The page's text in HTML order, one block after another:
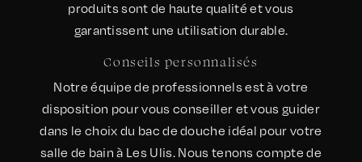
produits sont de haute qualité et vous
garantissent une utilisation durable.
Conseils personnalisés
Notre équipe de professionnels est à votre
disposition pour vous conseiller et vous guider
dans le choix du bac de douche idéal pour votre
salle de bain à Les Ulis. Nous tenons compte de